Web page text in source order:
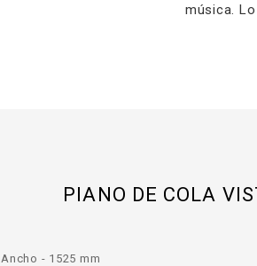
música.
PIANO DE COLA
Ancho - 1525 mm